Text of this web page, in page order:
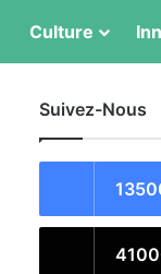
Culture
Suivez-Nous